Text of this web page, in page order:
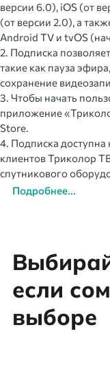
версии 6.0), iOS (от
(от версии 2.0), а
Android TV и tvOS
2. Подписка
такие как пауза
сохранение
3. Чтобы начать
приложение
Store.
4. Подписка доступна
клиентов Триколор
спутникового
Подробнее...
если
выборе